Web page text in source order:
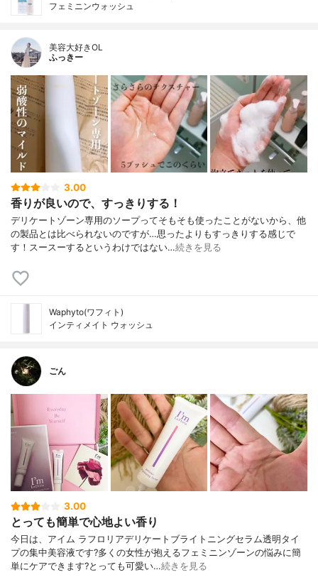
フェミニンウォッシュ
美容大好きOL
ふっきー
3.00
香りが良いので、すっきりする！
デリケートゾーン専用のソープってそもそも使ったことがないから、他
の製品とは比べられないのですが…思ったよりもすっきりする感じで
す！スースーするというわけではない…続きを見る
Waphyto(ワフィト)
インティメイト ウォッシュ
ごん
3.00
とっても簡単で心地よい香り
今日は、アイム ラフロリアデリケートブライトニングセラム透明タイ
プの集中美容液です?多くの女性が抱えるフェミニンゾーンの悩みに簡
単にケアできます?とっても可愛い…続きを見る